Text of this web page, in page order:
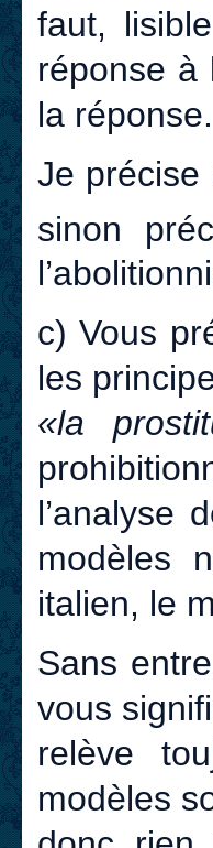
faut,
réponse à
la réponse.
Je précise
sinon
c) Vous
les
«la
l’analyse
modèles
italien, le
Sans
vous
relève
modèles